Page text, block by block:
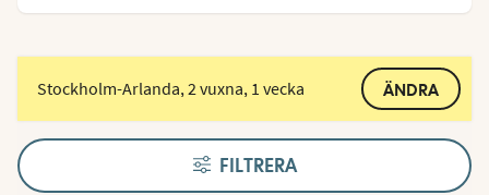
Stockholm-Arlanda, 2 vuxna, 1 vecka ÄNDRA
FILTRERA